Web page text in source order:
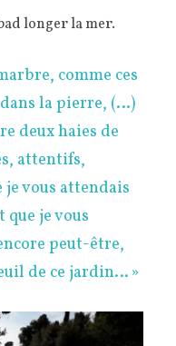
longer la mer.
comme ces
la pierre, (…)
deux haies de
attentifs,
vous attendais
je vous
peut-être,
de ce jardin… »